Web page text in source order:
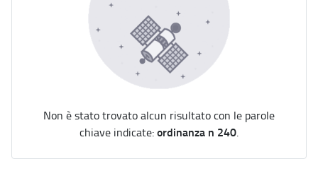
Non è stato trovato alcun risultato con le parole
chiave indicate:ordinanza n 240.